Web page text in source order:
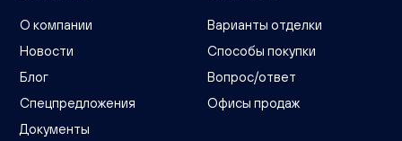
О компании
Новости
Блог
Спецпредложения
Документы
Варианты отделки
Способы покупки
Вопрос/ответ
Офисы продаж